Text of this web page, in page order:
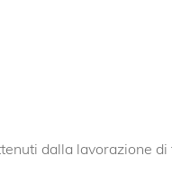
dalla lavorazione